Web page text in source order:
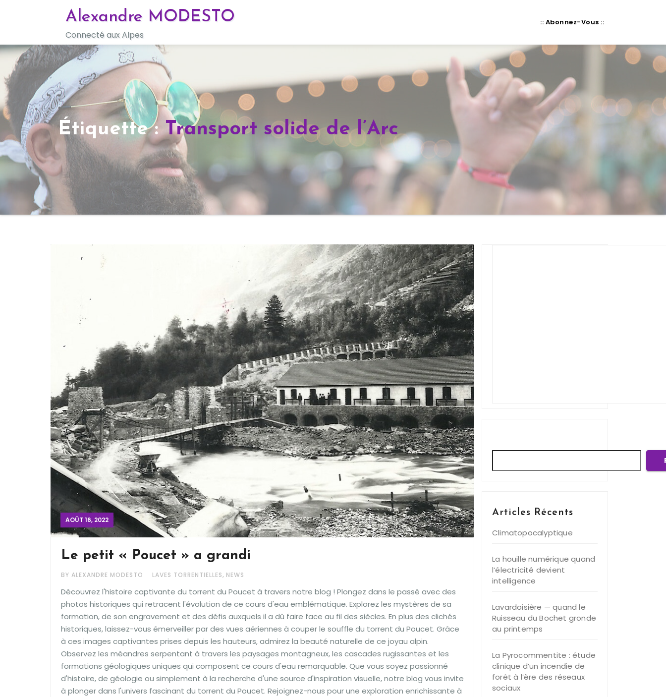
Alexandre MODESTO
Connecté aux Alpes
:: Abonnez-Vous ::
Étiquette :Transport solide de l’Arc
AOÛT 16, 2022
Le petit « Poucet » a grandi
BY ALEXANDRE MODESTO LAVES TORRENTIELLES, NEWS
Découvrez l'histoire captivante du torrent du Poucet à travers notre blog ! Plongez dans le passé avec des
photos historiques qui retracent l'évolution de ce cours d'eau emblématique. Explorez les mystères de sa
formation, de son engravement et des défis auxquels il a dû faire face au fil des siècles. En plus des clichés
historiques, laissez-vous émerveiller par des vues aériennes à couper le souffle du torrent du Poucet. Grâce
à ces images captivantes prises depuis les hauteurs, admirez la beauté naturelle de ce joyau alpin.
Observez les méandres serpentant à travers les paysages montagneux, les cascades rugissantes et les
formations géologiques uniques qui composent ce cours d'eau remarquable. Que vous soyez passionné
d'histoire, de géologie ou simplement à la recherche d'une source d'inspiration visuelle, notre blog vous invite
à plonger dans l'univers fascinant du torrent du Poucet. Rejoignez-nous pour une exploration enrichissante à
Articles Récents
Climatopocalyptique
La houille numérique quand
l’électricité devient
intelligence
Lavardoisière — quand le
Ruisseau du Bochet gronde
au printemps
La Pyrocommentite : étude
clinique d’un incendie de
forêt à l’ère des réseaux
sociaux